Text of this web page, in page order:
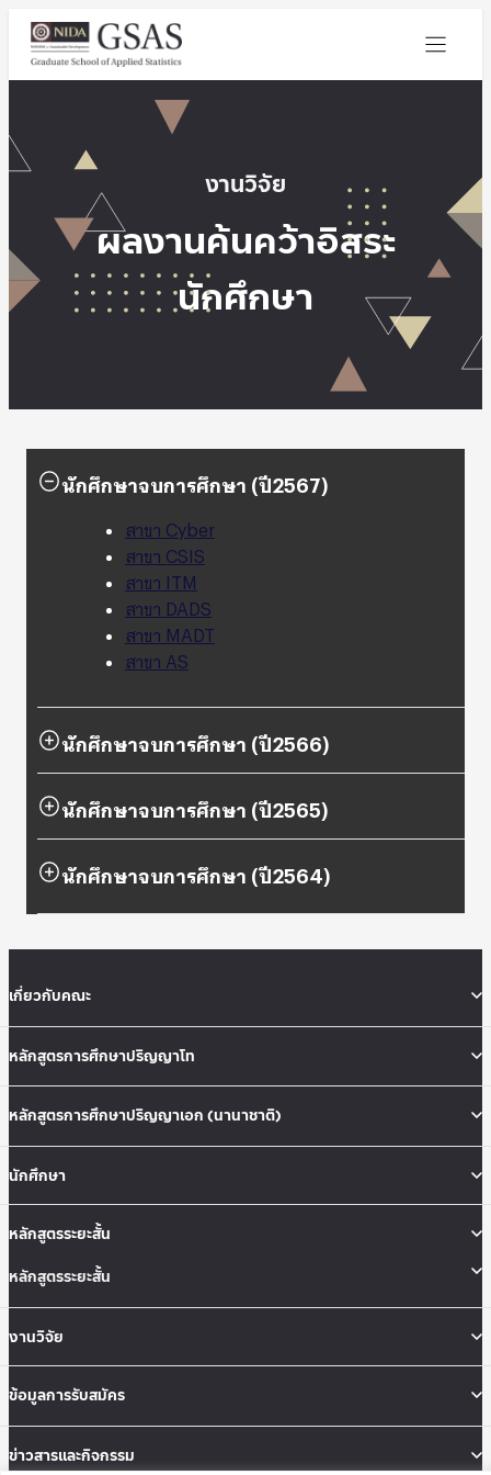
งานวิจัย
ผลงานค้นคว้าอิสระ
นักศึกษา
นักศึกษาจบการศึกษา (ปี2567)
สาขา Cyber
สาขา CSIS
สาขา ITM
สาขา DADS
สาขา MADT
สาขา AS
นักศึกษาจบการศึกษา (ปี2566)
นักศึกษาจบการศึกษา (ปี2565)
นักศึกษาจบการศึกษา (ปี2564)
เกี่ยวกับคณะ
หลักสูตรการศึกษาปริญญาโท
หลักสูตรการศึกษาปริญญาเอก (นานาชาติ)
นักศึกษา
หลักสูตรระยะสั้น
หลักสูตรระยะสั้น
งานวิจัย
ข้อมูลการรับสมัคร
ข่าวสารและกิจกรรม